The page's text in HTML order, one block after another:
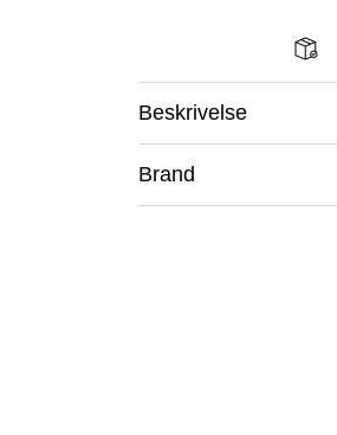
Beskrivelse
Brand